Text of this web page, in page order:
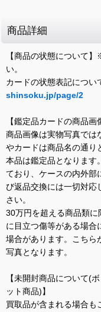
商品詳細
【商品の状態について
い。
カードの状態表記につい
shinsoku.jp/page/2
【鑑定品カードの商品画
商品画像は実物写真では
やカードは商品名の通り
本品は鑑定品となります
ており、ケースの内外部
び返品交換には一切対応
さい。
30万円を超える商品類
に目立つ傷等がある場合
場合があります。こちら
写真となります。
【未開封商品について(
ット商品)】
買取品が含まれる場合も